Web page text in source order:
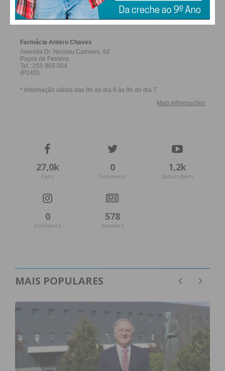
Eu li e concordo com ostermos e
FERREIRA
27,0k
Fans
0
Followers
1,2k
Subscribers
0
Followers
578
Readers
MAIS POPULARES